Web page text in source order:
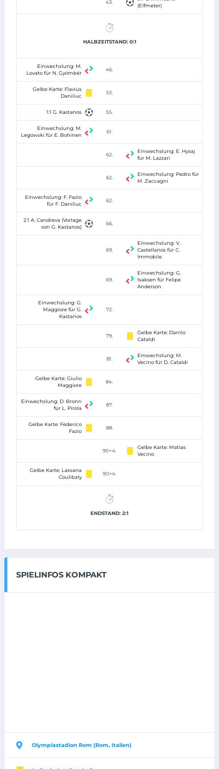
43.
(Elfmeter)
HALBZEITSTAND: 0:1
Einwechslung: M.
Lovato für N. Gyömbér
46.
Gelbe Karte: Flavius
Daniliuc
53.
1:1 G. Kastanos 55.
Einwechslung: M.
Legowski für E. Bohinen
61.
62.
Einwechslung: E. Hysaj
für M. Lazzari
62.
Einwechslung: Pedro für
M. Zaccagni
Einwechslung: F. Fazio
für F. Daniliuc
62.
2:1 A. Candreva (Vorlage
von G. Kastanos)
66.
69.
Einwechslung: V.
Castellanos für C.
Immobile
69.
Einwechslung: G.
Isaksen für Felipe
Anderson
Einwechslung: G.
Maggiore für G.
Kastanos
72.
79.
Gelbe Karte: Danilo
Cataldi
81.
Einwechslung: M.
Vecino für D. Cataldi
Gelbe Karte: Giulio
Maggiore
84.
Einwechslung: D. Bronn
für L. Pirola
87.
Gelbe Karte: Federico
Fazio
88.
90+4.
Gelbe Karte: Matías
Vecino
Gelbe Karte: Lassana
Coulibaly
90+4.
ENDSTAND: 2:1
SPIELINFOS KOMPAKT
Olympiastadion Rom (Rom, Italien)